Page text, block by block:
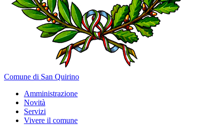
Comune di San Quirino
Amministrazione
Novità
Servizi
Vivere il comune